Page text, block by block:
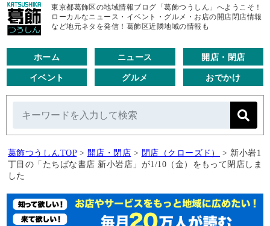
東京都葛飾区の地域情報ブログ「葛飾つうしん」へようこそ！
ローカルなニュース・イベント・グルメ・お店の開店閉店情報
など地元ネタを発信！葛飾区近隣地域の情報も
ホーム ニュース 開店・閉店
イベント グルメ おでかけ
葛飾つうしんTOP > 開店・閉店 > 閉店（クローズド） > 新小岩1
丁目の「たちばな書店 新小岩店」が1/10（金）をもって閉店しま
した